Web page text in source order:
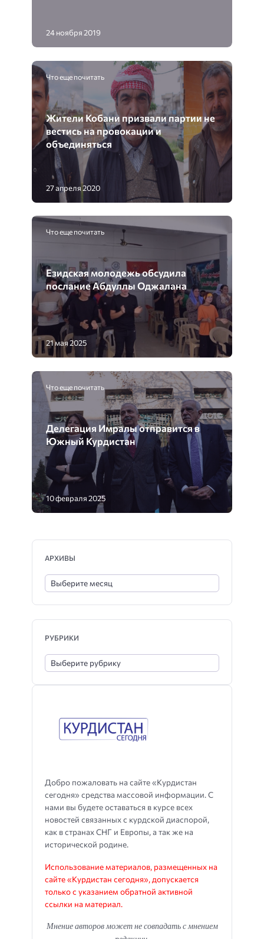
24 ноября 2019
Что еще почитать
Жители Кобани призвали партии не
вестись на провокации и
объединяться
27 апреля 2020
Что еще почитать
Езидская молодежь обсудила
послание Абдуллы Оджалана
21 мая 2025
Что еще почитать
Делегация Имралы отправится в
Южный Курдистан
10 февраля 2025
Добро пожаловать на сайте «Курдистан
сегодня» средства массовой информации. С
нами вы будете оставаться в курсе всех
новостей связанных с курдской диаспорой,
как в странах СНГ и Европы, а так же на
исторической родине.
Использование материалов, размещенных на
сайте «Курдистан сегодня», допускается
только с указанием обратной активной
ссылки на материал.
Мнение авторов может не совпадать с мнением
АРХИВЫ
РУБРИКИ